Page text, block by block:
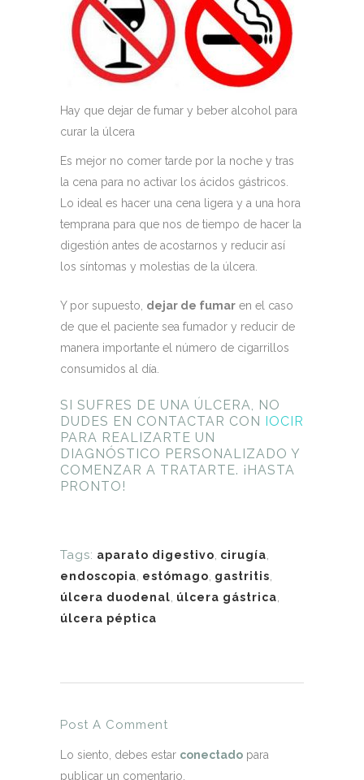
Hay que dejar de fumar y beber alcohol para
curar la úlcera
Es mejor no comer tarde por la noche y tras
la cena para no activar los ácidos gástricos.
Lo ideal es hacer una cena ligera y a una hora
temprana para que nos de tiempo de hacer la
digestión antes de acostarnos y reducir así
los síntomas y molestias de la úlcera.
Y por supuesto, dejar de fumar en el caso
de que el paciente sea fumador y reducir de
manera importante el número de cigarrillos
consumidos al día.
SI SUFRES DE UNA ÚLCERA, NO
DUDES EN CONTACTAR CON IOCIR
PARA REALIZARTE UN
DIAGNÓSTICO PERSONALIZADO Y
COMENZAR A TRATARTE. ¡HASTA
PRONTO!
Tags: aparato digestivo cirugía
endoscopia estómago gastritis
úlcera duodenal úlcera gástrica
úlcera péptica
Post A Comment
Lo siento, debes estar conectado para
publicar un comentario.